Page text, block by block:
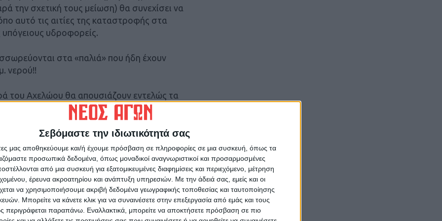
Σεβόμαστε την ιδιωτικότητά σας
μας αποθηκεύουμε και/ή έχουμε πρόσβαση σε πληροφορίες σε μια συσκευή, όπως τα
προσωπικά δεδομένα, όπως μοναδικοί αναγνωριστικοί και προσαρμοσμένες
από μια συσκευή για εξατομικευμένες διαφημίσεις και περιεχόμενο, μέτρηση
έρευνα ακροατηρίου και ανάπτυξη υπηρεσιών. Με την άδειά σας, εμείς και οι
να χρησιμοποιήσουμε ακριβή δεδομένα γεωγραφικής τοποθεσίας και ταυτοποίησης
Μπορείτε να κάνετε κλικ για να συναινέσετε στην επεξεργασία από εμάς και τους
περιγράφεται παραπάνω. Εναλλακτικά, μπορείτε να αποκτήσετε πρόσβαση σε πιο
την σχετική τους μείωση) θα συνεχίσει να
αυτό τις αιτίες της καταστροφής στα
υπόγειους υδροφορείς.
στα «παλιά» που ήδη έχουν
νερού!!
του Αχελώου θα απουσιάζουν εντελώς τα
Διαχείρισης Υδάτων κρίνονται ως
παρατεταμένης λειψυδρίας, είτε για την
ήδη τείνουν στην οριστική τους
συναίσθησης των πραγμάτων και την
καθιστά τις σημερινές γενιές των
συνειδητά η ίδια διαπράττει σε βάρος των